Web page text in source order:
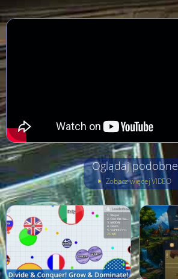
Oglądaj podobne
Zobacz więcej VIDEO